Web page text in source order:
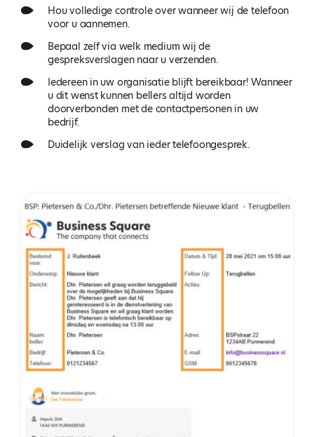
Hou volledige controle over wanneer wij de telefoon
voor u aannemen.
Bepaal zelf via welk medium wij de
gespreksverslagen naar u verzenden.
Iedereen in uw organisatie blijft bereikbaar! Wanneer
u dit wenst kunnen bellers altijd worden
doorverbonden met de contactpersonen in uw
bedrijf.
Duidelijk verslag van ieder telefoongesprek.